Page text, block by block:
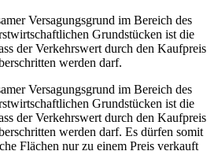
Versagungsgrund im Bereich des
Grundstücken ist die
der Verkehrswert durch den Kaufpreis
werden darf.
Versagungsgrund im Bereich des
Grundstücken ist die
der Verkehrswert durch den Kaufpreis
werden darf. Es dürfen somit
Flächen nur zu einem Preis verkauft